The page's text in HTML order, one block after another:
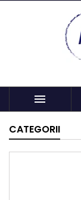

CATEGORII